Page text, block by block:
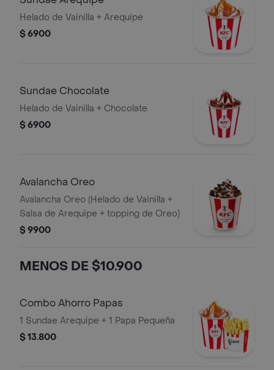
Helado de Vainilla + Arequipe
$ 6900
Sundae Chocolate
Helado de Vainilla + Chocolate
$ 6900
Avalancha Oreo
Avalancha Oreo (Helado de Vainilla +
Salsa de Arequipe + topping de Oreo)
$ 9900
MENOS DE $10.900
Combo Ahorro Papas
1 Sundae Arequipe + 1 Papa Pequeña
$ 13.800